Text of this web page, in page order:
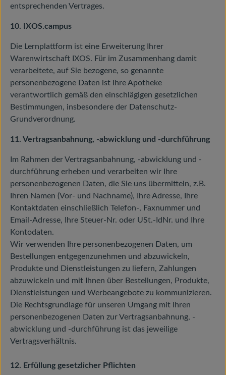
entsprechenden Vertrages.
10. IXOS.campus
Die Lernplattform ist eine Erweiterung Ihrer
Warenwirtschaft IXOS. Für im Zusammenhang damit
verarbeitete, auf Sie bezogene, so genannte
personenbezogene Daten ist Ihre Apotheke
verantwortlich gemäß den einschlägigen gesetzlichen
Bestimmungen, insbesondere der Datenschutz-
Grundverordnung.
11. Vertragsanbahnung, -abwicklung und -durchführung
Im Rahmen der Vertragsanbahnung, -abwicklung und -
durchführung erheben und verarbeiten wir Ihre
personenbezogenen Daten, die Sie uns übermitteln, z.B.
Ihren Namen (Vor- und Nachname), Ihre Adresse, Ihre
Kontaktdaten einschließlich Telefon-, Faxnummer und
Email-Adresse, Ihre Steuer-Nr. oder USt.-IdNr. und Ihre
Kontodaten.
Wir verwenden Ihre personenbezogenen Daten, um
Bestellungen entgegenzunehmen und abzuwickeln,
Produkte und Dienstleistungen zu liefern, Zahlungen
abzuwickeln und mit Ihnen über Bestellungen, Produkte,
Dienstleistungen und Werbeangebote zu kommunizieren.
Die Rechtsgrundlage für unseren Umgang mit Ihren
personenbezogenen Daten zur Vertragsanbahnung, -
abwicklung und -durchführung ist das jeweilige
Vertragsverhältnis.
12. Erfüllung gesetzlicher Pflichten